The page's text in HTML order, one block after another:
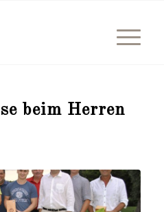
beim Herren